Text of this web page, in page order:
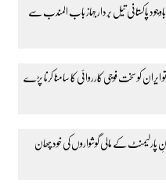
پاکستانی تیل بردار جہاز باب المندب سے
ایران کو سخت فوجی کارروائی کا سامنا کرنا پڑے
پارلیمنٹ کے مالی گوشواروں کی خود چھان